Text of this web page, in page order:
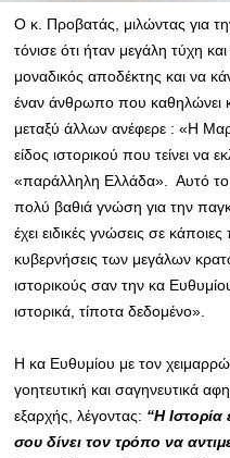
Ο κ. Προβατάς, μιλώντας για
τόνισε ότι ήταν μεγάλη τύχη
μοναδικός αποδέκτης και να
έναν άνθρωπο που καθηλώνει
μεταξύ άλλων ανέφερε : «Η
είδος ιστορικού που τείνει να
«παράλληλη Ελλάδα». Αυτό το
πολύ βαθιά γνώση για την
έχει ειδικές γνώσεις σε
κυβερνήσεις των μεγάλων
ιστορικούς σαν την κα
ιστορικά, τίποτα δεδομένο».
Η κα Ευθυμίου με τον
γοητευτική και σαγηνευτικά
εξαρχής, λέγοντας: ‘‘Η
σου δίνει τον τρόπο να